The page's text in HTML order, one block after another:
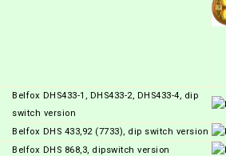
Belfox DHS433-1, DHS433-2, DHS433-4, dip
switch version
Belfox DHS 433,92 (7733), dip switch version
Belfox DHS 868,3, dipswitch version